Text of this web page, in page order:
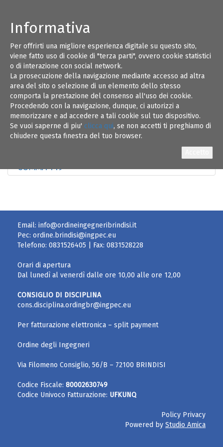
Informativa
Per offrirti una migliore esperienza digitale su questo sito,
viene fatto uso di cookie di "terza parti", ovvero cookie statistici
o di interazione con social network.
La prosecuzione della navigazione mediante accesso ad altra
area del sito o selezione di un elemento dello stesso
comporta la prestazione del consenso all'uso dei cookie.
Procedendo con la navigazione, dunque, ci autorizzi a
memorizzare e ad accedere a tali cookie sul tuo dispositivo.
Se vuoi saperne di piu' clicca qui, se non accetti ti preghiamo di
chiudere questa finestra del tuo browser.
09
GIU 17
CIRC.CNI 68-INFORMATIVA DDL
CONCORRENZA-MODIFICA COMMA 149-
LETTERA A MINISTRO SVILUPPO ECONOMICO
CARLO CALENDA
CIRC.CNI 68-23.05.17-DDL CONCORRENZA
COMMA 149
Email: info@ordineingegneribrindisi.it
Pec: ordine.brindisi@ingpec.eu
Telefono: 0831526405 | Fax: 0831528228
Orari di apertura
Dal lunedì al venerdì dalle ore 10,00 alle ore 12,00
CONSIGLIO DI DISCIPLINA
cons.disciplina.ordingbr@ingpec.eu
Per fatturazione elettronica – split payment
Ordine degli Ingegneri
Via Filomeno Consiglio, 56/B – 72100 BRINDISI
Codice Fiscale: 80002630749
Codice Univoco Fatturazione: UFKUNQ
Policy Privacy
Powered by Studio Amica